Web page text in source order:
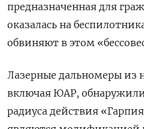
предназначенная для
оказалась на
обвиняют в этом
Лазерные дальномеры из
включая ЮАР, обнаружили
радиуса действия